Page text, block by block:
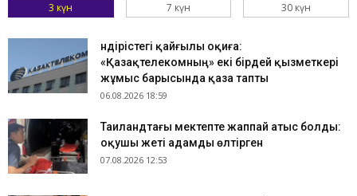
3 күн 7 күн 30 күн
Өндірістегі қайғылы оқиға:
«Қазақтелекомның» екі бірдей қызметкері
жұмыс барысында қаза тапты
06.08.2026 18:59
Таиландтағы мектепте жаппай атыс болды:
оқушы жеті адамды өлтірген
07.08.2026 12:53